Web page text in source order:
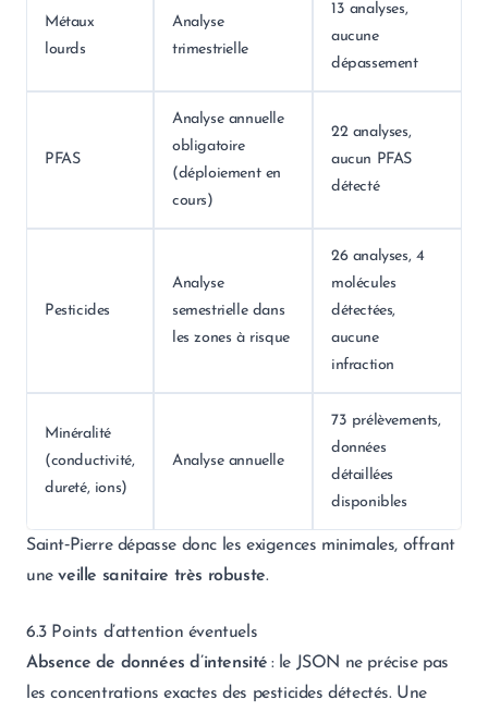
Métaux
lourds
Analyse
trimestrielle
13 analyses,
aucune
dépassement
PFAS
Analyse annuelle
obligatoire
(déploiement en
cours)
22 analyses,
aucun PFAS
détecté
Pesticides
Analyse
semestrielle dans
les zones à risque
26 analyses, 4
molécules
détectées,
aucune
infraction
Minéralité
(conductivité,
dureté, ions)
Analyse annuelle
73 prélèvements,
données
détaillées
disponibles
Saint‑Pierre dépasse donc les exigences minimales, offrant
uneveille sanitaire très robuste.
6.3 Points d’attention éventuels
Absence de données d’intensité : le JSON ne précise pas
les concentrations exactes des pesticides détectés. Une